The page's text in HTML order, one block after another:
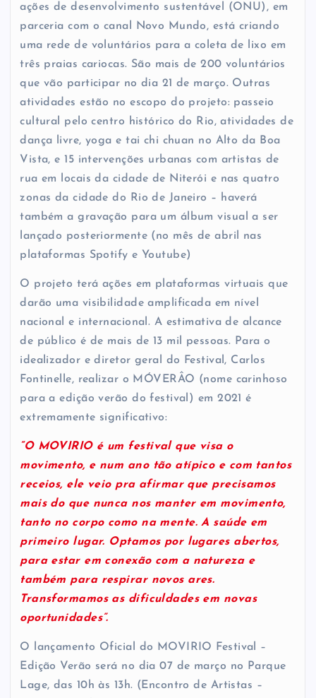
ações de desenvolvimento sustentável (ONU), em
parceria com o canal Novo Mundo, está criando
uma rede de voluntários para a coleta de lixo em
três praias cariocas. São mais de 200 voluntários
que vão participar no dia 21 de março. Outras
atividades estão no escopo do projeto: passeio
cultural pelo centro histórico do Rio, atividades de
dança livre, yoga e tai chi chuan no Alto da Boa
Vista, e 15 intervenções urbanas com artistas de
rua em locais da cidade de Niterói e nas quatro
zonas da cidade do Rio de Janeiro – haverá
também a gravação para um álbum visual a ser
lançado posteriormente (no mês de abril nas
plataformas Spotify e Youtube)
O projeto terá ações em plataformas virtuais que
darão uma visibilidade amplificada em nível
nacional e internacional. A estimativa de alcance
de público é de mais de 13 mil pessoas. Para o
idealizador e diretor geral do Festival, Carlos
Fontinelle, realizar o MÓVERÂO (nome carinhoso
para a edição verão do festival) em 2021 é
extremamente significativo:
“O MOVIRIO é um festival que visa o
movimento, e num ano tão atípico e com tantos
receios, ele veio pra afirmar que precisamos
mais do que nunca nos manter em movimento,
tanto no corpo como na mente. A saúde em
primeiro lugar. Optamos por lugares abertos,
para estar em conexão com a natureza e
também para respirar novos ares.
Transformamos as dificuldades em novas
oportunidades”.
O lançamento Oficial do MOVIRIO Festival –
Edição Verão será no dia 07 de março no Parque
Lage, das 10h às 13h. (Encontro de Artistas –